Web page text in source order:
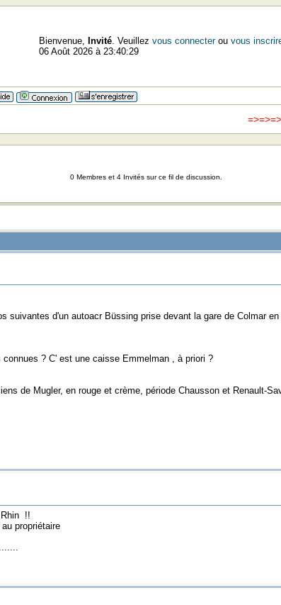
Bienvenue, Invité. Veuillez vous connecterou vous
06 Août 2026 à 23:40:29
0 Membres et 4 Invités sur ce fil de discussion.
suivantes d'un autoacr Büssing prise devant la gare de Colmar en
? C' est une caisse Emmelman , à priori ?
de Mugler, en rouge et crème, période Chausson et Renault-
Rhin !!
propriétaire